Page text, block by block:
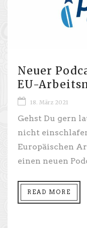
Neuer
EU-
18. März 2021
Gehst Du gern
nicht
Europäischen
einen neuen
READ MORE